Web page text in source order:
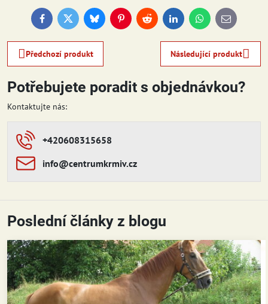
FacebookTwitterBlueskyPinterestReddit LinkedInWhatsApp
E-
mail
Předchozí produkt Následující produkt
Potřebujete poradit s objednávkou?
Kontaktujte nás:
+420608315658
info​​@centrumkrmiv​​.cz
Poslední články z blogu